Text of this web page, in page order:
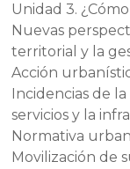
Unidad 3.
Nuevas
territorial y la
Acción
Incidencias de
servicios y la
Normativa
Movilización de